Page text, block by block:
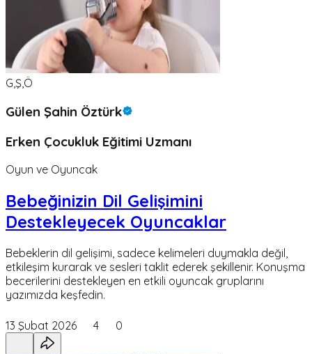
G,Ş,Ö
Gülen Şahin Öztürk
Erken Çocukluk Eğitimi Uzmanı
Oyun ve Oyuncak
Bebeğinizin Dil Gelişimini
Destekleyecek Oyuncaklar
Bebeklerin dil gelişimi, sadece kelimeleri duymakla değil,
etkileşim kurarak ve sesleri taklit ederek şekillenir. Konuşma
becerilerini destekleyen en etkili oyuncak gruplarını
yazımızda keşfedin.
13 Şubat 2026 4 0